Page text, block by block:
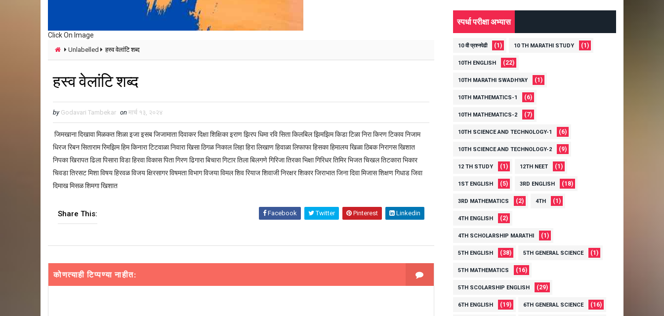
Click On Image
Unlabelled हस्व वेलांटि शब्द
हस्व वेलांटि शब्द
by Godavari Tambekar on मार्च १३, २०२४
जिमखाना दिखावा मिळकत शिळा इजा इसब जिजामाता दिवाकर दिक्षा शिक्षिका इराण झिरप धिमा रवि सिता किलबिल झिमझिम किडा टिळा निरा किरण टिकाव निजाम
धिरज रिबन सिताराम रिमझिम हिम किनारा टिटवाळा निवारा खिसा ठिगळ निकाल लिहा हिरा लिखाण हिवाळा लिफाफा हिसका हिमालय खिळा ठिबक निरागस खिशात
निपका खिरापत ढिला पिसारा विडा हिरवा विकास पिता गिरण ढिगारा बिचारा गिटार तिला बिलगणे गिरिजा तिरका भिक्षा गिरिधर तिमिर भिजत चिखल तिटकारा भिकार
चिवडा तिरसट मिशा विषय हिरवळ विजय क्षिरसागर विषमता विभाग विजया विमल शिव रियाज शिवाजी निरक्षर शिकार जिराभात जिना दिवा मिजास शिक्षण गिधाड जिवा
दिमाख मिसळ शिमगा खिशात
Share This: Facebook Twitter Pinterest Linkedin
कोणत्याही टिप्पण्‍या नाहीत:
स्पर्धा परीक्षा अभ्यास
10 वी प्रश्नपेढी (1) 10 TH MARATHI STUDY (1)
10TH ENGLISH (22)
10TH MARATHI SWADHYAY (1)
10TH MATHEMATICS-1 (6)
10TH MATHEMATICS-2 (7)
10TH SCIENCE AND TECHNOLOGY-1 (6)
10TH SCIENCE AND TECHNOLOGY-2 (9)
12 TH STUDY (1) 12TH NEET (1)
1ST ENGLISH (5) 3RD ENGLISH (18)
3RD MATHEMATICS (2) 4TH (1)
4TH ENGLISH (2)
4TH SCHOLARSHIP MARATHI (1)
5TH ENGLISH (38) 5TH GENERAL SCIENCE (1)
5TH MATHEMATICS (16)
5TH SCOLARSHIP ENGLISH (29)
6TH ENGLISH (19) 6TH GENERAL SCIENCE (16)